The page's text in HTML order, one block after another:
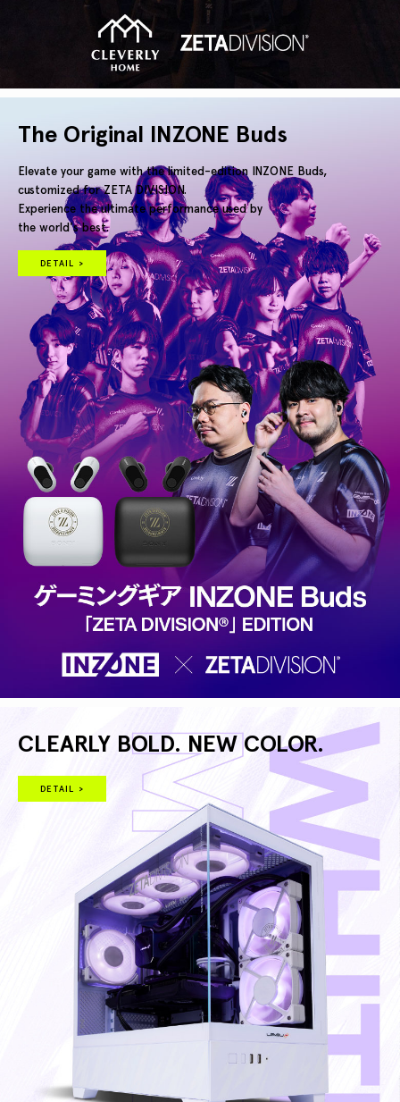
The Original INZONE Buds
Elevate your game with the limited-edition INZONE Buds,
customized for ZETA DIVISION.
Experience the ultimate performance used by
the world's best.
DETAIL >
CLEARLY BOLD. NEW COLOR.
DETAIL >